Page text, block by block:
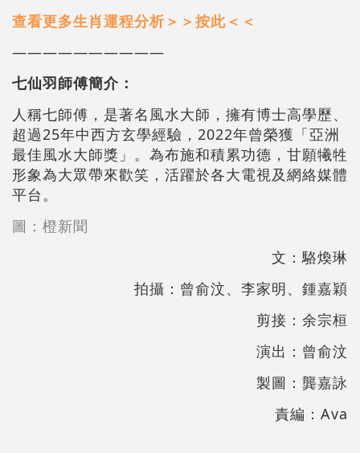
查看更多生肖運程分析＞＞按此＜＜
——————————
七仙羽師傅簡介：
人稱七師傅，是著名風水大師，擁有博士高學歷、
超過25年中西方玄學經驗，2022年曾榮獲「亞洲
最佳風水大師獎」。為布施和積累功德，甘願犧牲
形象為大眾帶來歡笑，活躍於各大電視及網絡媒體
平台。
圖：橙新聞
文：駱煥琳
拍攝：曾俞汶、李家明、鍾嘉穎
剪接：余宗桓
演出：曾俞汶
製圖：龔嘉詠
責編：Ava